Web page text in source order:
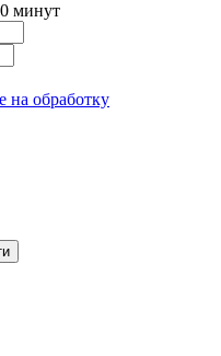
минут
на обработку